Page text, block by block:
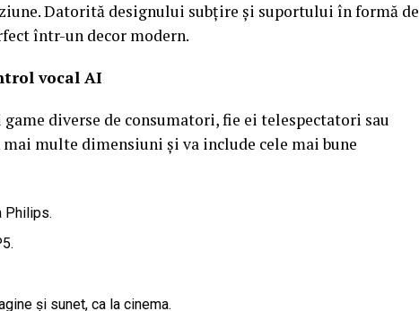
Datorită designului subțire și suportului în formă de
într-un decor modern.
vocal AI
game diverse de consumatori, fie ei telespectatori sau
multe dimensiuni și va include cele mai bune
Philips.
și sunet, ca la cinema.